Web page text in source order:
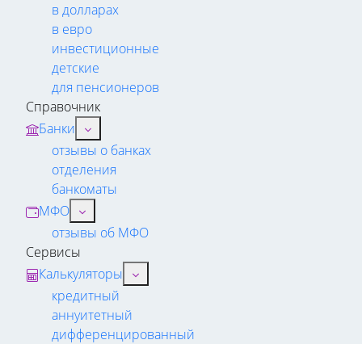
в долларах
в евро
инвестиционные
детские
для пенсионеров
Справочник
Банки
отзывы о банках
отделения
банкоматы
МФО
отзывы об МФО
Сервисы
Калькуляторы
кредитный
аннуитетный
дифференцированный